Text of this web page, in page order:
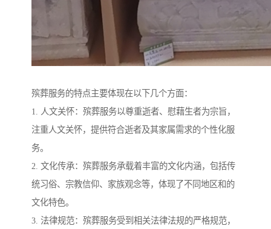
殡葬服务的特点主要体现在以下几个方面：
1. 人文关怀：殡葬服务以尊重逝者、慰藉生者为宗旨，
注重人文关怀，提供符合逝者及其家属需求的个性化服
务。
2. 文化传承：殡葬服务承载着丰富的文化内涵，包括传
统习俗、宗教信仰、家族观念等，体现了不同地区和的
文化特色。
3. 法律规范：殡葬服务受到相关法律法规的严格规范，